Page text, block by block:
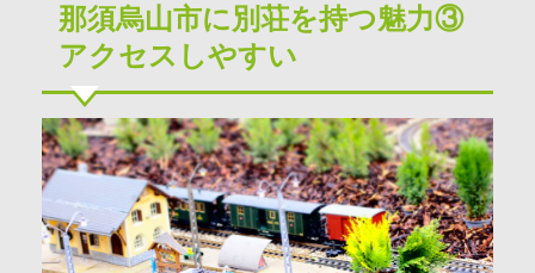
那須烏山市に別荘を持つ魅力③
アクセスしやすい